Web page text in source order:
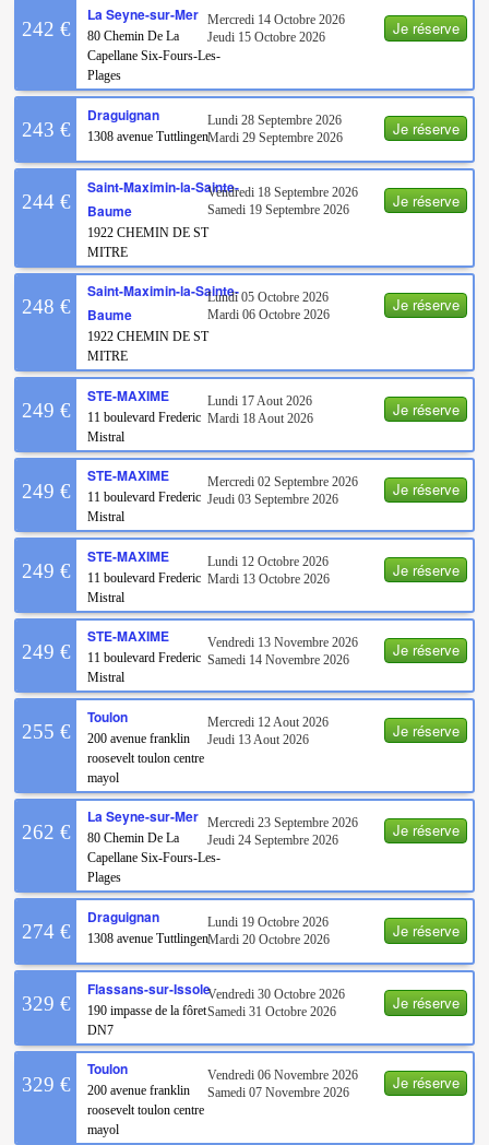
Je réserve
242 €
La Seyne-sur-Mer
80 Chemin De La
Capellane Six-Fours-Les-
Plages
Mercredi 14 Octobre 2026
Jeudi 15 Octobre 2026
Je réserve
243 €
Draguignan
1308 avenue Tuttlingen
Lundi 28 Septembre 2026
Mardi 29 Septembre 2026
Je réserve
244 €
Saint-Maximin-la-Sainte-
Baume
1922 CHEMIN DE ST
MITRE
Vendredi 18 Septembre 2026
Samedi 19 Septembre 2026
Je réserve
248 €
Saint-Maximin-la-Sainte-
Baume
1922 CHEMIN DE ST
MITRE
Lundi 05 Octobre 2026
Mardi 06 Octobre 2026
Je réserve
249 €
STE-MAXIME
11 boulevard Frederic
Mistral
Lundi 17 Aout 2026
Mardi 18 Aout 2026
Je réserve
249 €
STE-MAXIME
11 boulevard Frederic
Mistral
Mercredi 02 Septembre 2026
Jeudi 03 Septembre 2026
Je réserve
249 €
STE-MAXIME
11 boulevard Frederic
Mistral
Lundi 12 Octobre 2026
Mardi 13 Octobre 2026
Je réserve
249 €
STE-MAXIME
11 boulevard Frederic
Mistral
Vendredi 13 Novembre 2026
Samedi 14 Novembre 2026
Je réserve
255 €
Toulon
200 avenue franklin
roosevelt toulon centre
mayol
Mercredi 12 Aout 2026
Jeudi 13 Aout 2026
Je réserve
262 €
La Seyne-sur-Mer
80 Chemin De La
Capellane Six-Fours-Les-
Plages
Mercredi 23 Septembre 2026
Jeudi 24 Septembre 2026
Je réserve
274 €
Draguignan
1308 avenue Tuttlingen
Lundi 19 Octobre 2026
Mardi 20 Octobre 2026
Je réserve
329 €
Flassans-sur-Issole
190 impasse de la fôret
DN7
Vendredi 30 Octobre 2026
Samedi 31 Octobre 2026
Je réserve
329 €
Toulon
200 avenue franklin
roosevelt toulon centre
mayol
Vendredi 06 Novembre 2026
Samedi 07 Novembre 2026